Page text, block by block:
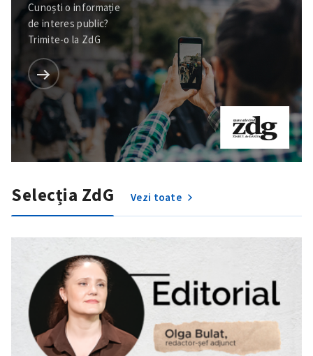
Cunoști o informație
de interes public?
Trimite-o la ZdG
Selecția ZdG Vezi toate